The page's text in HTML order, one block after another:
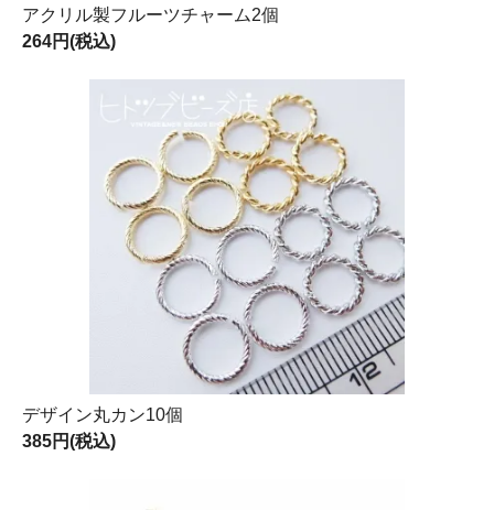
アクリル製フルーツチャーム2個
264円(税込)
デザイン丸カン10個
385円(税込)